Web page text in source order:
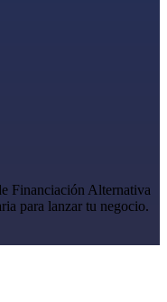
Financiación Alternativa
para lanzar tu negocio.